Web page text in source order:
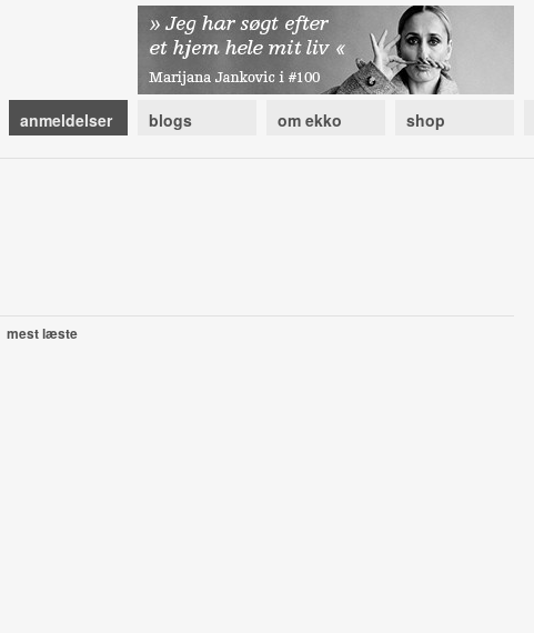
anmeldelser blogs om ekko shop
mest læste